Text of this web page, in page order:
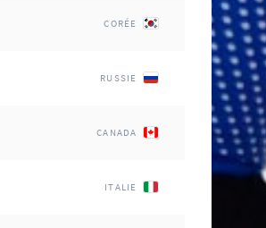
CORÉE
RUSSIE
CANADA
ITALIE